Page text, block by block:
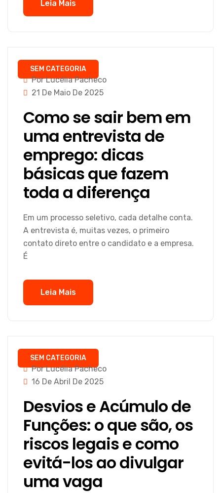
Leia Mais
SEM CATEGORIA
Por Lucélia Pacheco
21 De Maio De 2025
Como se sair bem em
uma entrevista de
emprego: dicas
básicas que fazem
toda a diferença
Em um processo seletivo, cada detalhe conta.
A entrevista é, muitas vezes, o primeiro
contato direto entre o candidato e a empresa.
É
Leia Mais
SEM CATEGORIA
Por Lucélia Pacheco
16 De Abril De 2025
Desvios e Acúmulo de
Funções: o que são, os
riscos legais e como
evitá-los ao divulgar
uma vaga